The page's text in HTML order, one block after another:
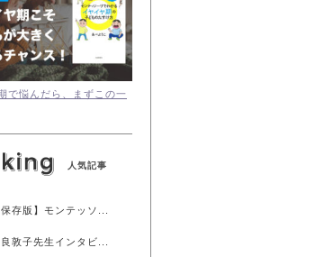
で悩んだら、まずこの一
人気記事
保存版】モンテッソ...
敦子先生インタビ...